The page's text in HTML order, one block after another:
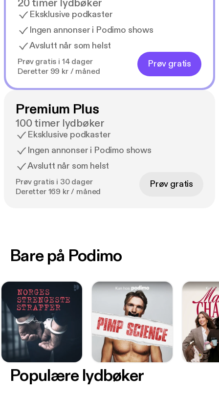
20 timer lydbøker
Eksklusive podkaster
Ingen annonser i Podimo shows
Avslutt når som helst
Prøv gratis i 14 dager
Deretter 99 kr / måned
Prøv gratis
Premium Plus
100 timer lydbøker
Eksklusive podkaster
Ingen annonser i Podimo shows
Avslutt når som helst
Prøv gratis i 30 dager
Deretter 169 kr / måned
Prøv gratis
Bare på Podimo
Populære lydbøker